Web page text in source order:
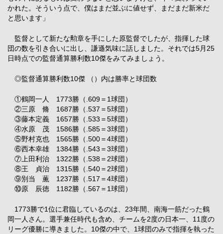
かれた。そういう点で、僕はまだ並ぶに値せず、まだまだ新米だ
と思います」
監督として新たな勲章を手にした原監督でしたが、指揮した球
団の数を引き合いに出し、謙遜気味に話しました。それでは5月25
日時点での監督通算勝利数10傑をみてみましょう。
◎監督通算勝利数10傑 （）内は勝率と球団数
①鶴岡一人 1773勝（.609＝1球団）
②三原 脩 1687勝（.537＝5球団）
③藤本定義 1657勝（.533＝5球団）
④水原 茂 1586勝（.585＝3球団）
⑤野村克也 1565勝（.500＝4球団）
⑥西本幸雄 1384勝（.543＝3球団）
⑦上田利治 1322勝（.538＝2球団）
⑧王 貞治 1315勝（.540＝2球団）
⑨別当 薫 1237勝（.517＝4球団）
⑩原 辰徳 1182勝（.567＝1球団）
1773勝で1位に君臨しているのは、23年間、南海一筋だった鶴
岡一人さん。選手兼任時代も含め、チームを2度の日本一、11度の
リーグ優勝に導きました。10傑の中で、1球団のみで指揮を執った